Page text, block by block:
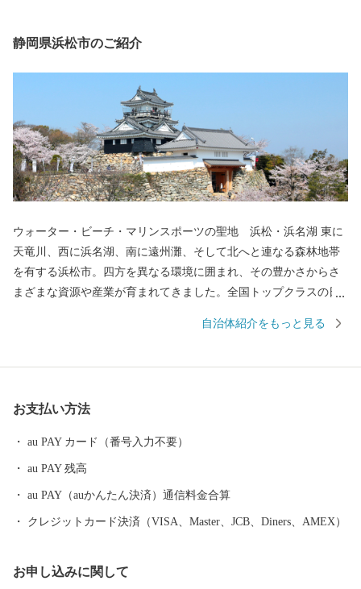
静岡県浜松市のご紹介
ウォーター・ビーチ・マリンスポーツの聖地 浜松・浜名湖 東に
天竜川、西に浜名湖、南に遠州灘、そして北へと連なる森林地帯
を有する浜松市。四方を異なる環境に囲まれ、その豊かさからさ
まざまな資源や産業が育まれてきました。全国トップクラスの日
ほか、楽器やオートバイ、繊維、食品など、ものづくりの街は生
まなウォーター・ビーチ・マリンスポーツを楽しむことができ、
自治体紹介をもっと見る
お支払い方法
au PAY カード（番号入力不要）
au PAY 残高
au PAY（auかんたん決済）通信料金合算
クレジットカード決済（VISA、Master、JCB、Diners、AMEX）
お申し込みに関して